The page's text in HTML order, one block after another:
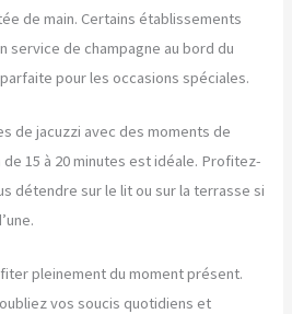
de main. Certains établissements
service de champagne au bord du
pour les occasions spéciales.
de jacuzzi avec des moments de
15 à 20 minutes est idéale. Profitez-
détendre sur le lit ou sur la terrasse si
pleinement du moment présent.
vos soucis quotidiens et